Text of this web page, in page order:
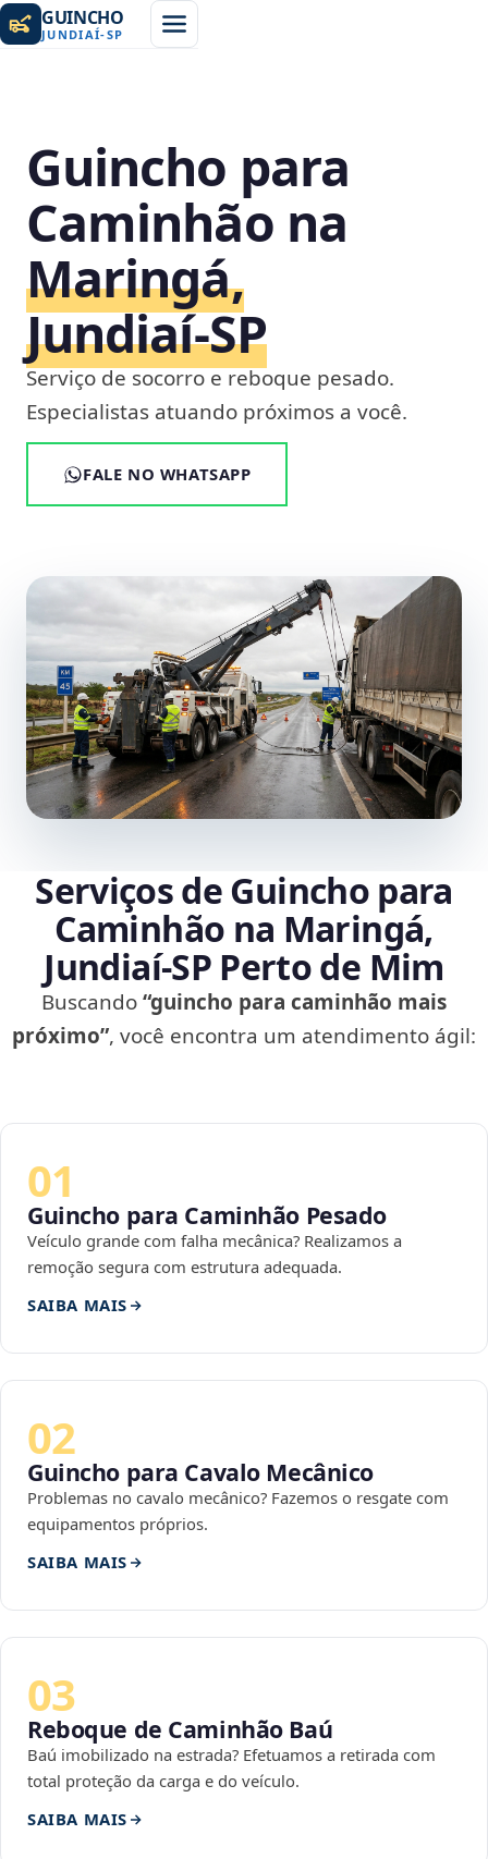
GUINCHO
JUNDIAÍ-SP
Guincho para
Caminhão na
Maringá,
Jundiaí‑SP
Serviço de socorro e reboque pesado.
Especialistas atuando próximos a você.
FALE NO WHATSAPP
Serviços de Guincho para
Caminhão na Maringá,
Jundiaí‑SP Perto de Mim
Buscando“guincho para caminhão mais
próximo”, você encontra um atendimento ágil:
01
Guincho para Caminhão Pesado
Veículo grande com falha mecânica? Realizamos a
remoção segura com estrutura adequada.
SAIBA MAIS
02
Guincho para Cavalo Mecânico
Problemas no cavalo mecânico? Fazemos o resgate com
equipamentos próprios.
SAIBA MAIS
03
Reboque de Caminhão Baú
Baú imobilizado na estrada? Efetuamos a retirada com
total proteção da carga e do veículo.
SAIBA MAIS